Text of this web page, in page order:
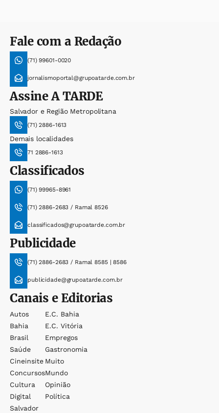
Fale com a Redação
(71) 99601-0020
jornalismoportal@grupoatarde.com.br
AssineA TARDE
Salvador e Região Metropolitana
(71) 2886-1613
Demais localidades
71 2886-1613
Classificados
(71) 99965-8961
(71) 2886-2683 / Ramal 8526
classificados@grupoatarde.com.br
Publicidade
(71) 2886-2683 / Ramal 8585 | 8586
publicidade@grupoatarde.com.br
Canais e Editorias
Autos
Bahia
Brasil
Saúde
Cineinsite
Concursos
Cultura
Digital
Salvador
E.c. Bahia
E.c. Vitória
Empregos
Gastronomia
Muito
Mundo
Opinião
Política